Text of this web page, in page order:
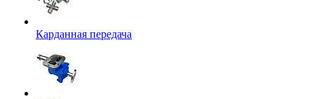
Карданная передача